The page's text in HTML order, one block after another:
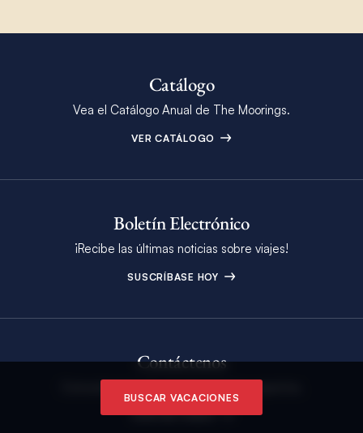
BUSCAR VACACIONES
Catálogo
Vea el Catálogo Anual de The Moorings.
VER CATÁLOGO
Boletín Electrónico
¡Recibe las últimas noticias sobre viajes!
SUSCRÍBASE HOY
Contáctenos
CONTÁCTENOS